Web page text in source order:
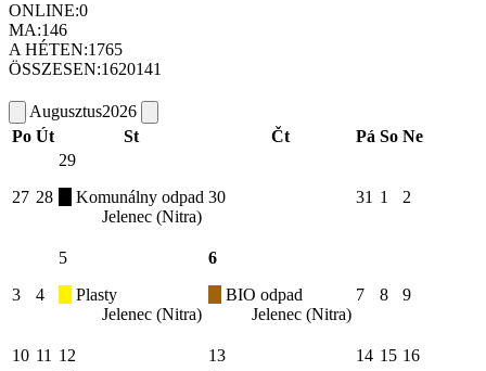
ONLINE:0
MA:146
A HÉTEN:1765
ÖSSZESEN:1620141
Augusztus2026
Po Út St Čt Pá So Ne
27 28
29
Komunálny odpad
Jelenec (Nitra)
30 31 1 2
3 4
5
Plasty
Jelenec (Nitra)
6
BIO odpad
Jelenec (Nitra)
7 8 9
10 11 12 13 14 15 16